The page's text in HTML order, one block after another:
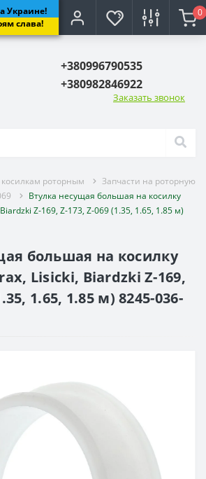
069
Форсунки и
Распылители на
Украине!
слава!
0
+380996790535
+380982846922
Заказать звонок
косилкам роторным
Запчасти на роторную
Втулка несущая большая на косилку
Z-169, Z-173, Z-069 (1.35, 1.65, 1.85 м)
большая на косилку
Lisicki, Biardzki Z-169,
1.65, 1.85 м) 8245-036-